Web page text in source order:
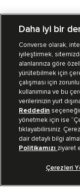
Mağazalarımız
Müşteri İlişkileri
Koleksiyon
Kurumsal
Bizi Takip Et
Daha iyi bir
Converse olarak,
iyileştirmek,
alanlarınıza göre
yürütebilmek için
çalışması için
kullanımına ve bu
verilerinizin yurt
Reddedin
yönetmek için ise
tıklayabilirsiniz.
dair detaylı bilgi
Politikamızı ziyaret
Çerezleri